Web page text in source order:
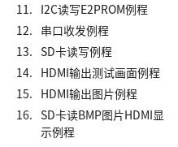
11.
I2C读写E2PROM例程
12.
串口收发例程
13.
SD卡读写例程
14.
HDMI输出测试画面例程
15.
HDMI输出图片例程
16.
SD卡读BMP图片HDMI显
示例程